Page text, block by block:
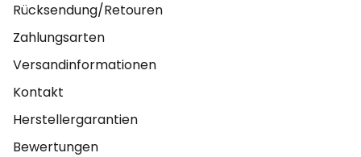
Rücksendung/Retouren
Zahlungsarten
Versandinformationen
Kontakt
Herstellergarantien
Bewertungen